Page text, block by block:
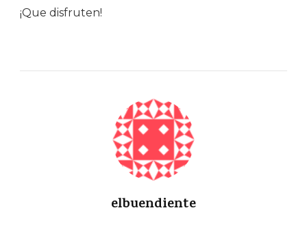
¡Que disfruten!
elbuendiente